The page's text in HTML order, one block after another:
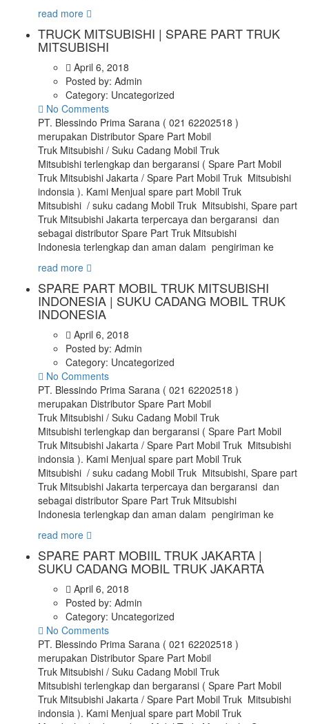
read more
TRUCK MITSUBISHI | SPARE PART TRUK
MITSUBISHI
April 6, 2018
Posted by: Admin
Category: Uncategorized
No Comments
PT. Blessindo Prima Sarana ( 021 62202518 )
merupakan Distributor Spare Part Mobil
Truk Mitsubishi / Suku Cadang Mobil Truk
Mitsubishi terlengkap dan bergaransi ( Spare Part Mobil
Truk Mitsubishi Jakarta / Spare Part Mobil Truk Mitsubishi
indonsia ). Kami Menjual spare part Mobil Truk
Mitsubishi / suku cadang Mobil Truk Mitsubishi, Spare part
Truk Mitsubishi Jakarta terpercaya dan bergaransi dan
sebagai distributor Spare Part Truk Mitsubishi
Indonesia terlengkap dan aman dalam pengiriman ke
read more
SPARE PART MOBIL TRUK MITSUBISHI
INDONESIA | SUKU CADANG MOBIL TRUK
INDONESIA
April 6, 2018
Posted by: Admin
Category: Uncategorized
No Comments
PT. Blessindo Prima Sarana ( 021 62202518 )
merupakan Distributor Spare Part Mobil
Truk Mitsubishi / Suku Cadang Mobil Truk
Mitsubishi terlengkap dan bergaransi ( Spare Part Mobil
Truk Mitsubishi Jakarta / Spare Part Mobil Truk Mitsubishi
indonsia ). Kami Menjual spare part Mobil Truk
Mitsubishi / suku cadang Mobil Truk Mitsubishi, Spare part
Truk Mitsubishi Jakarta terpercaya dan bergaransi dan
sebagai distributor Spare Part Truk Mitsubishi
Indonesia terlengkap dan aman dalam pengiriman ke
read more
SPARE PART MOBIIL TRUK JAKARTA |
SUKU CADANG MOBIL TRUK JAKARTA
April 6, 2018
Posted by: Admin
Category: Uncategorized
No Comments
PT. Blessindo Prima Sarana ( 021 62202518 )
merupakan Distributor Spare Part Mobil
Truk Mitsubishi / Suku Cadang Mobil Truk
Mitsubishi terlengkap dan bergaransi ( Spare Part Mobil
Truk Mitsubishi Jakarta / Spare Part Mobil Truk Mitsubishi
indonsia ). Kami Menjual spare part Mobil Truk